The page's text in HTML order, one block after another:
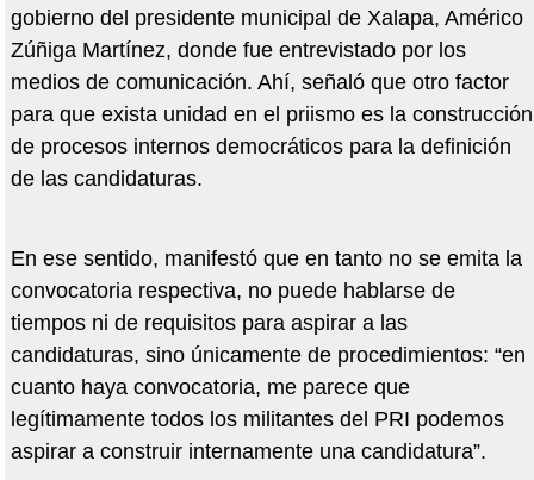
gobierno del presidente municipal de Xalapa, Américo
Zúñiga Martínez, donde fue entrevistado por los
medios de comunicación. Ahí, señaló que otro factor
para que exista unidad en el priismo es la construcción
de procesos internos democráticos para la definición
de las candidaturas.
En ese sentido, manifestó que en tanto no se emita la
convocatoria respectiva, no puede hablarse de
tiempos ni de requisitos para aspirar a las
candidaturas, sino únicamente de procedimientos: “en
cuanto haya convocatoria, me parece que
legítimamente todos los militantes del PRI podemos
aspirar a construir internamente una candidatura”.